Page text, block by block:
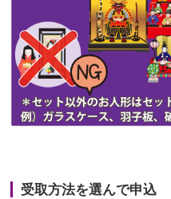
第46回人形供養祭 令
第45回人形供養祭令
第44回人形供養祭令
第43回人形供養祭令
受取方法を選んで申込